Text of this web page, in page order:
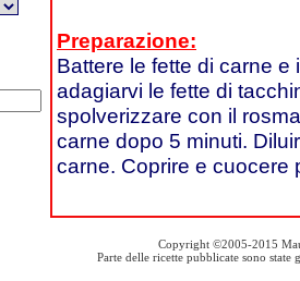
Preparazione:
Battere le fette di carne
adagiarvi le fette di
spolverizzare con il
carne dopo 5 minuti.
carne. Coprire e cuocere
Copyright ©2005-2015
Parte delle ricette pubblicate sono state